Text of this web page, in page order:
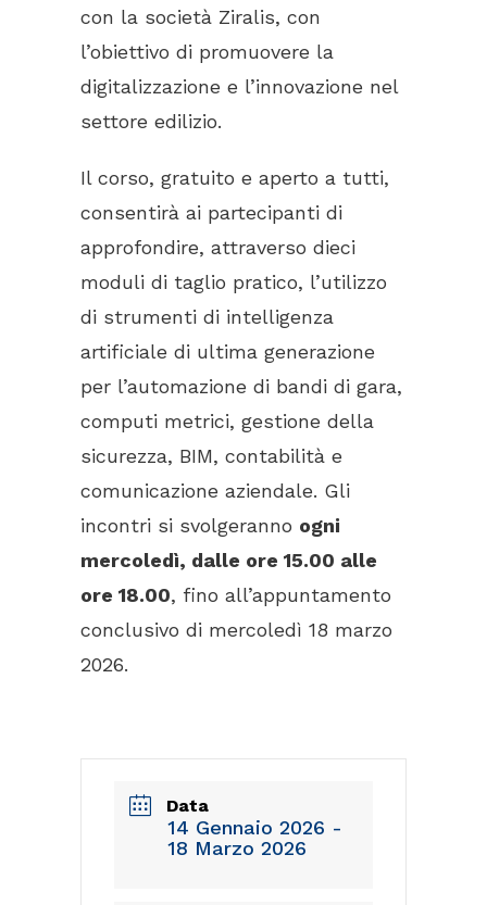
con la società Ziralis, con
l’obiettivo di promuovere la
digitalizzazione e l’innovazione nel
settore edilizio.
Il corso, gratuito e aperto a tutti,
consentirà ai partecipanti di
approfondire, attraverso dieci
moduli di taglio pratico, l’utilizzo
di strumenti di intelligenza
artificiale di ultima generazione
per l’automazione di bandi di gara,
computi metrici, gestione della
sicurezza, BIM, contabilità e
comunicazione aziendale. Gli
incontri si svolgeranno ogni
mercoledì, dalle ore 15.00 alle
ore 18.00, fino all’appuntamento
conclusivo di mercoledì 18 marzo
2026.
Data
14 Gennaio 2026 -
18 Marzo 2026